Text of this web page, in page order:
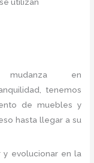
mudanza en
tenemos
de muebles y
hasta llegar a su
y evolucionar en la